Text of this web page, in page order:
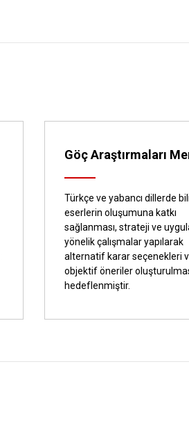
Göç Araştırmaları
Türkçe ve yabancı dillerde
eserlerin oluşumuna katkı
sağlanması, strateji ve
yönelik çalışmalar yapılarak
alternatif karar seçenekleri
objektif öneriler
hedeflenmiştir.